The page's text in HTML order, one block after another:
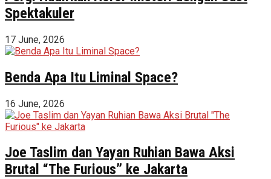
Spektakuler
17 June, 2026
Benda Apa Itu Liminal Space?
16 June, 2026
Joe Taslim dan Yayan Ruhian Bawa Aksi
Brutal “The Furious” ke Jakarta